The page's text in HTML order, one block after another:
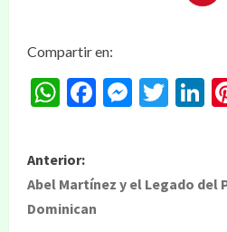
Compartir en:
WhatsApp
Facebook
Anterior:
Abel Martínez y el Legado del
Dominican